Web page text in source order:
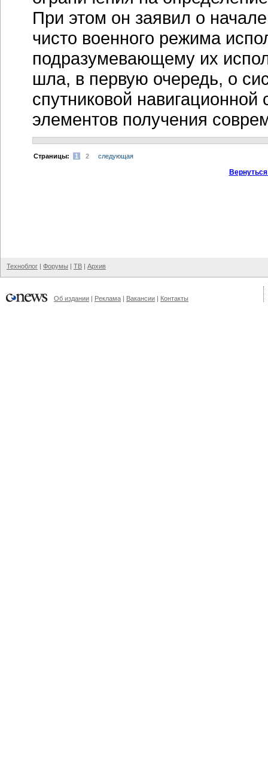
При этом он заявил о
чисто военного режима
подразумевающему их
шла, в первую очередь, о
спутниковой
элементов получения
Cтраницы: 1 2 следующая
Техноблог | Форумы | ТВ | Архив
Об издании | Реклама | Вакансии | Контакты